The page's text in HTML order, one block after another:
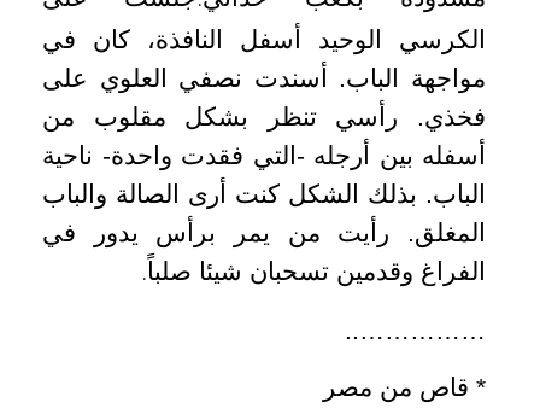
الكرسي الوحيد أسفل النافذة، كان في
مواجهة الباب. أسندت نصفي العلوي على
فخذي. رأسي تنظر بشكل مقلوب من
أسفله بين أرجله -التي فقدت واحدة- ناحية
الباب. بذلك الشكل كنت أرى الصالة والباب
المغلق. رأيت من يمر برأس يدور في
الفراغ وقدمين تسحبان شيئا صلباً.
……………..
* قاص من مصر